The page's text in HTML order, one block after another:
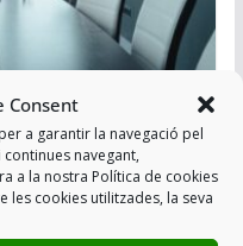
Consent
a garantir la navegació pel
navegant,
a la nostra Política de cookies
cookies utilitzades, la seva
22-01-2021